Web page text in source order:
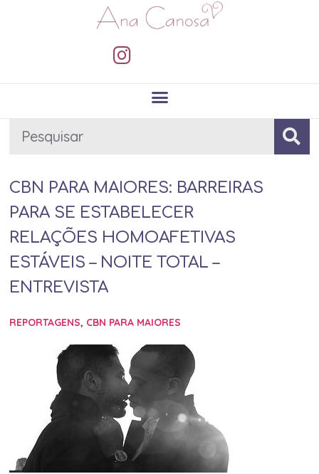
CBN PARA MAIORES: BARREIRAS
PARA SE ESTABELECER
RELAÇÕES HOMOAFETIVAS
ESTÁVEIS – NOITE TOTAL –
ENTREVISTA
REPORTAGENS, CBN PARA MAIORES